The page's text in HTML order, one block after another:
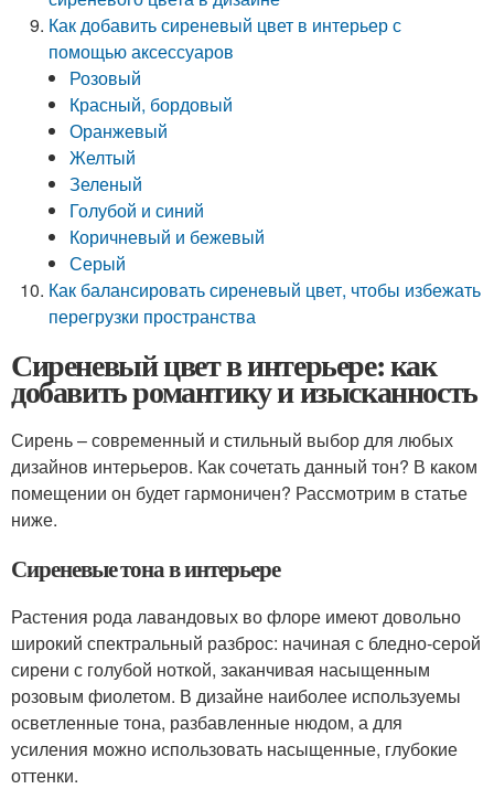
Как добавить сиреневый цвет в интерьер с
помощью аксессуаров
Розовый
Красный, бордовый
Оранжевый
Желтый
Зеленый
Голубой и синий
Коричневый и бежевый
Серый
Как балансировать сиреневый цвет, чтобы избежать
перегрузки пространства
Сиреневый цвет в интерьере: как
добавить романтику и изысканность
Сирень – современный и стильный выбор для любых
дизайнов интерьеров. Как сочетать данный тон? В каком
помещении он будет гармоничен? Рассмотрим в статье
ниже.
Сиреневые тона в интерьере
Растения рода лавандовых во флоре имеют довольно
широкий спектральный разброс: начиная с бледно-серой
сирени с голубой ноткой, заканчивая насыщенным
розовым фиолетом. В дизайне наиболее используемы
осветленные тона, разбавленные нюдом, а для
усиления можно использовать насыщенные, глубокие
оттенки.